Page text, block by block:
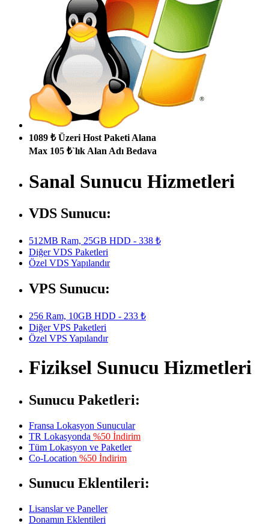
1089 ₺ Üzeri Host Paketi Alana
Max 105 ₺`lık Alan Adı Bedava
Sanal Sunucu Hizmetleri
VDS Sunucu:
512MB Ram, 25GB HDD - 338 ₺
Diğer VDS Paketleri
Özel VDS Yapılandır
VPS Sunucu:
256 Ram, 10GB HDD - 233 ₺
Diğer VPS Paketleri
Özel VPS Yapılandır
Fiziksel Sunucu Hizmetleri
Sunucu Paketleri:
Fransa Lokasyon Sunucular
TR Lokasyonda %50 İndirim
Tüm Lokasyon ve Paketler
Co-Location %50 İndirim
Sunucu Eklentileri:
Lisanslar ve Paneller
Donamın Eklentileri